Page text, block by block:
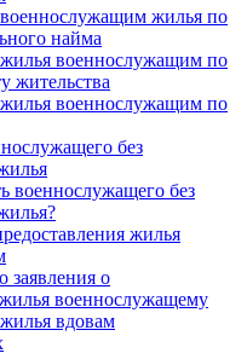
жилья по
найма
военнослужащим по
жительства
военнослужащим по
без
военнослужащего без
жилья
заявления о
военнослужащему
вдовам